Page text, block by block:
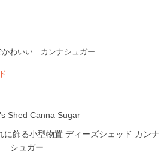
かわいい カンナシュガー